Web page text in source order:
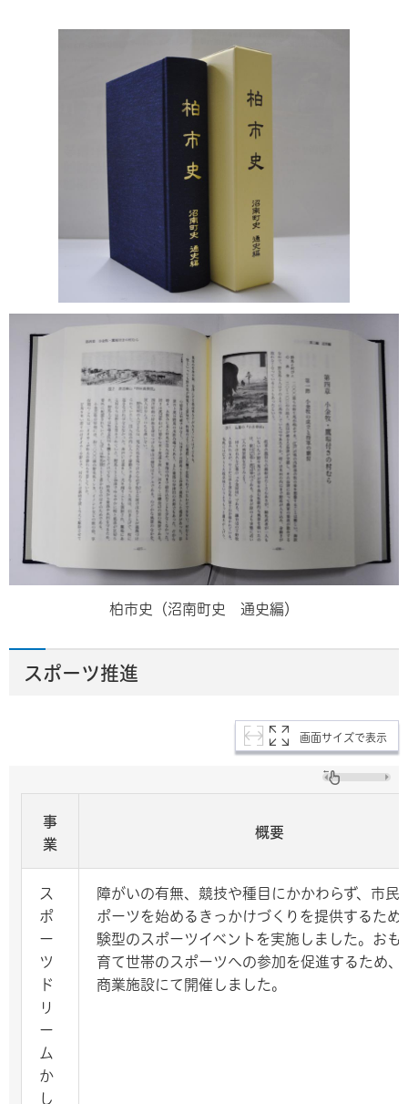
柏市史（沼南町史 通史編）
スポーツ推進
画面サイズで表示
事
業
概要
ス
ポ
ー
ツ
ド
リ
ー
ム
か
し
障がいの有無、競技や種目にかかわらず、市民
ポーツを始めるきっかけづくりを提供するため
験型のスポーツイベントを実施しました。おも
育て世帯のスポーツへの参加を促進するため、
商業施設にて開催しました。